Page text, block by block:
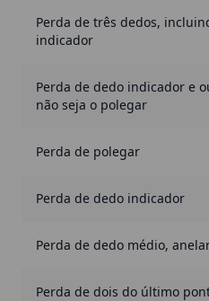
Perda de três dedos,
indicador
Perda de dedo indicador e
não seja o polegar
Perda de polegar
Perda de dedo indicador
Perda de dedo médio,
Perda de dois do último